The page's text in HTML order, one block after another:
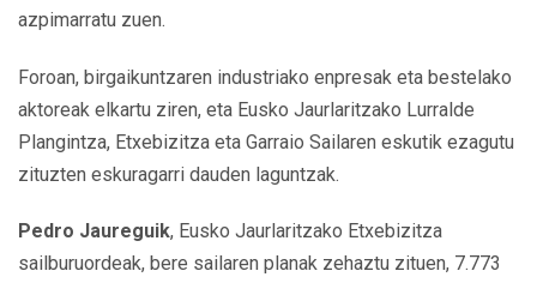
azpimarratu zuen.
Foroan, birgaikuntzaren industriako enpresak eta bestelako
aktoreak elkartu ziren, eta Eusko Jaurlaritzako Lurralde
Plangintza, Etxebizitza eta Garraio Sailaren eskutik ezagutu
zituzten eskuragarri dauden laguntzak.
Pedro Jaureguik, Eusko Jaurlaritzako Etxebizitza
sailburuordeak, bere sailaren planak zehaztu zituen, 7.773